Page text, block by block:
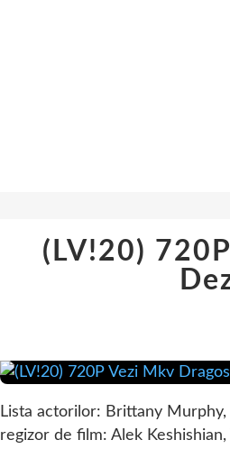
(LV!20)
Lista actorilor: Brittany
regizor de film: Alek